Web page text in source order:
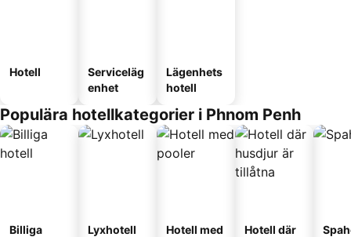
Hotell
Serviceläg
enhet
Lägenhets
hotell
Populära hotellkategorier i Phnom Penh
Billiga
Lyxhotell
Hotell med
Hotell där